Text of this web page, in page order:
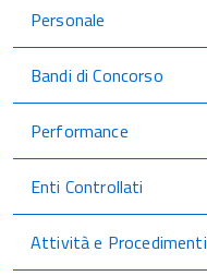
Personale
Bandi di Concorso
Performance
Enti Controllati
Attività e Procedimenti